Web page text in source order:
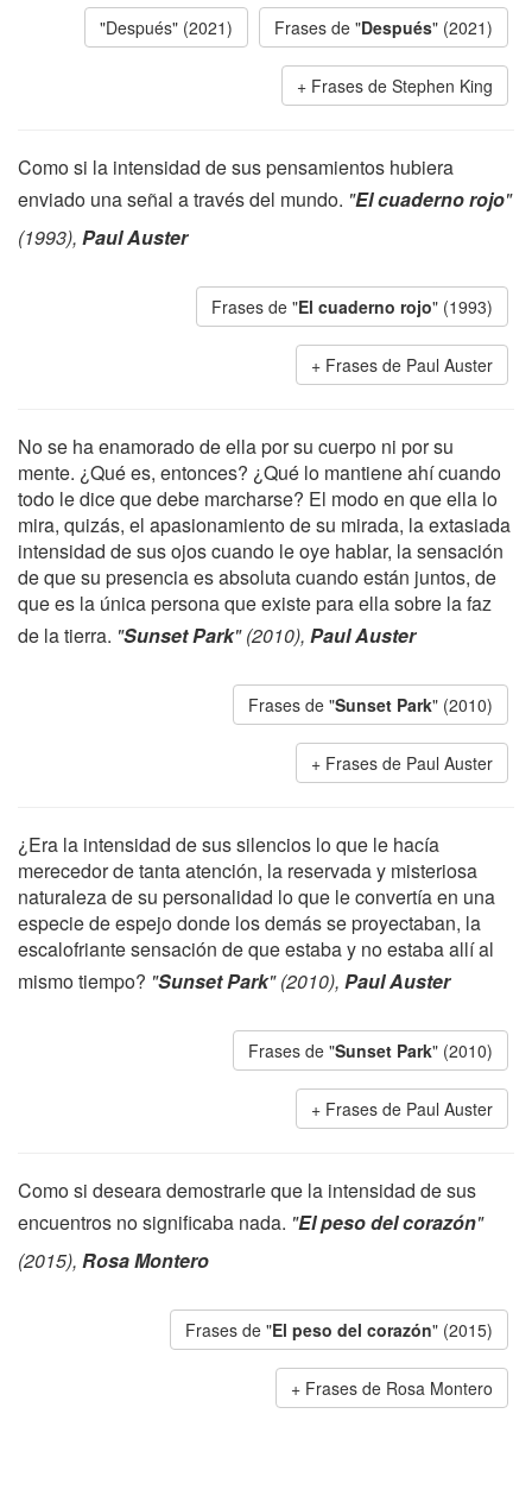
"Después" (2021) Frases de "Después" (2021)
Frases de Stephen King
Como si la intensidad de sus pensamientos hubiera
enviado una señal a través del mundo. "El cuaderno rojo"
(1993), Paul Auster
Frases de "El cuaderno rojo" (1993)
Frases de Paul Auster
No se ha enamorado de ella por su cuerpo ni por su
mente. ¿Qué es, entonces? ¿Qué lo mantiene ahí cuando
todo le dice que debe marcharse? El modo en que ella lo
mira, quizás, el apasionamiento de su mirada, la extasiada
intensidad de sus ojos cuando le oye hablar, la sensación
de que su presencia es absoluta cuando están juntos, de
que es la única persona que existe para ella sobre la faz
de la tierra. "Sunset Park" (2010), Paul Auster
Frases de "Sunset Park" (2010)
Frases de Paul Auster
¿Era la intensidad de sus silencios lo que le hacía
merecedor de tanta atención, la reservada y misteriosa
naturaleza de su personalidad lo que le convertía en una
especie de espejo donde los demás se proyectaban, la
escalofriante sensación de que estaba y no estaba allí al
mismo tiempo? "Sunset Park" (2010), Paul Auster
Frases de "Sunset Park" (2010)
Frases de Paul Auster
Como si deseara demostrarle que la intensidad de sus
encuentros no significaba nada. "El peso del corazón"
(2015), Rosa Montero
Frases de "El peso del corazón" (2015)
Frases de Rosa Montero